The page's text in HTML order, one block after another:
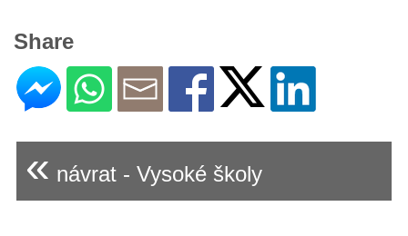
Share
« návrat - Vysoké školy